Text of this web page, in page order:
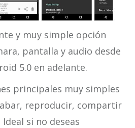
y muy simple opción
pantalla y audio desde
5.0 en adelante.
principales muy simples
reproducir, compartir
si no deseas